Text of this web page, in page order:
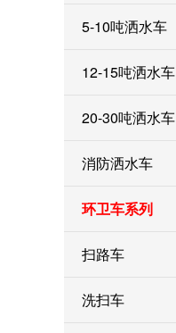
5-10吨洒水车
12-15吨洒水车
20-30吨洒水车
消防洒水车
环卫车系列
扫路车
洗扫车